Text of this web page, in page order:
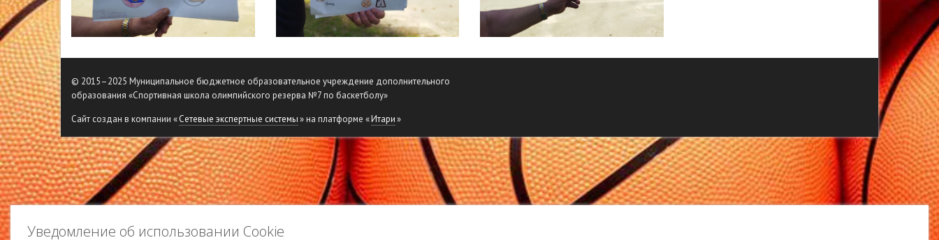
Уведомление об использовании Cookie
© 2015–2025 Муниципальное бюджетное образовательное учреждение дополнительного
образования «Спортивная школа олимпийского резерва №7 по баскетболу»
Сайт создан в компании «Сетевые экспертные системы» на платформе «Итари»